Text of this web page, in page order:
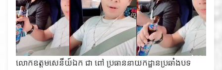
លោកឧត្តមសេនីយ៍ឯក ជា ពៅ ប្រធាននាយកដ្ឋានប្រឆាំងបទ